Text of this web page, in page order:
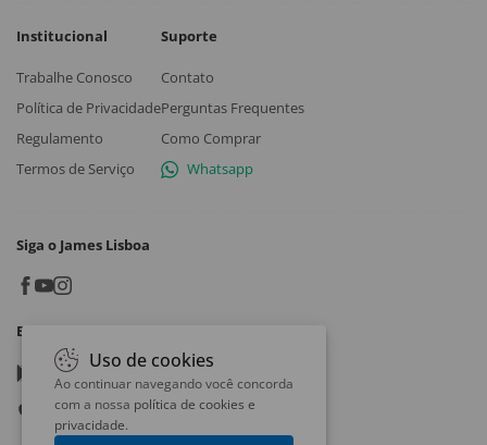
Institucional
Trabalhe Conosco
Política de Privacidade
Regulamento
Termos de Serviço
Suporte
Contato
Perguntas Frequentes
Como Comprar
Whatsapp
Siga o James Lisboa
Baixe o App
Google play
App store
Uso de cookies
Ao continuar navegando você concorda
com a nossa política de cookies e
privacidade.